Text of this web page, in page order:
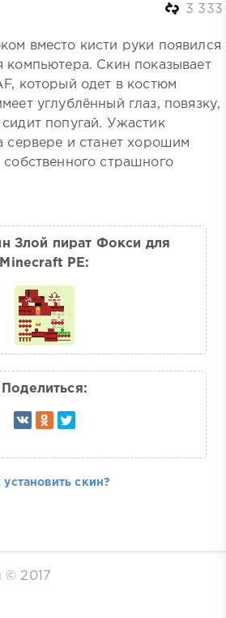
3 333
вместо кисти руки появился
компьютера. Скин показывает
который одет в костюм
углублённый глаз, повязку,
попугай. Ужастик
сервере и станет хорошим
страшного
Злой пират Фокси для
Minecraft PE:
Поделиться:
установить скин?
© 2017